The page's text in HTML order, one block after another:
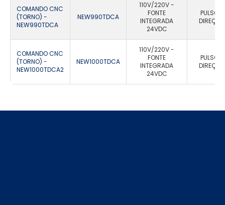
COMANDO CNC
(TORNO) -
NEW990TDCA
NEW990TDCA
110V/220V -
FONTE
INTEGRADA
24VDC
PULSO E
DIREÇÃO
COMANDO CNC
(TORNO) -
NEW1000TDCA2
NEW1000TDCA
110V/220V -
FONTE
INTEGRADA
24VDC
PULSO E
DIREÇÃO